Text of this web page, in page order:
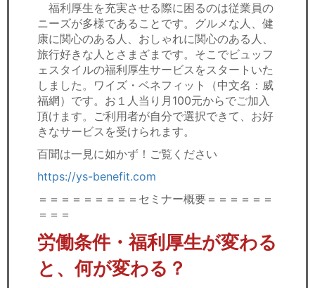
福利厚生を充実させる際に困るのは従業員の
ニーズが多様であることです。グルメな人、健
康に関心のある人、おしゃれに関心のある人、
旅行好きな人とさまざまです。そこでビュッフ
ェスタイルの福利厚生サービスをスタートいた
しました。ワイズ・ベネフィット（中文名：威
福網）です。お１人当り月100元からでご加入
頂けます。ご利用者が自分で選択できて、お好
きなサービスを受けられます。
百聞は一見に如かず！ご覧ください
https://ys-benefit.com
＝＝＝＝＝＝＝＝＝セミナー概要＝＝＝＝＝＝
＝＝＝
労働条件・福利厚生が変わる
と、何が変わる？